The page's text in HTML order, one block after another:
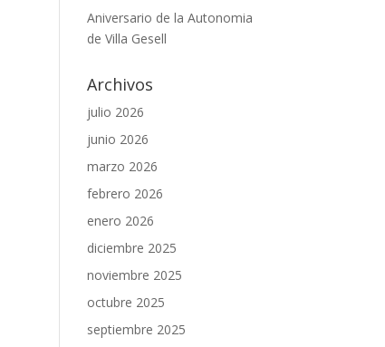
Aniversario de la Autonomia
de Villa Gesell
Archivos
julio 2026
junio 2026
marzo 2026
febrero 2026
enero 2026
diciembre 2025
noviembre 2025
octubre 2025
septiembre 2025